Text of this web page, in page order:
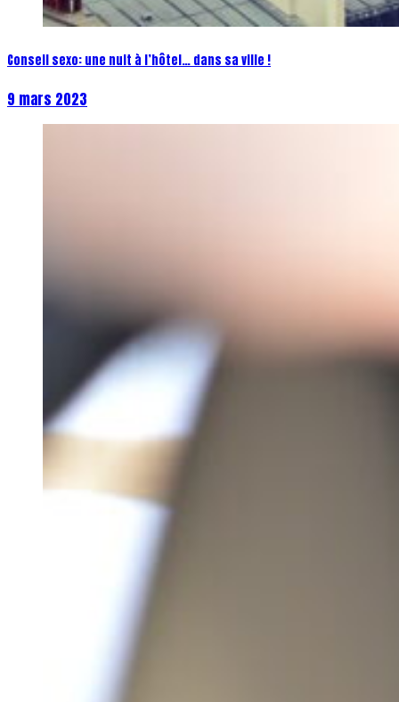
Conseil sexo: une nuit à l’hôtel… dans sa ville !
9 mars 2023